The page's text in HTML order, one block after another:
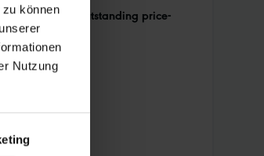
können
Nutzung
offers an
outstanding price-